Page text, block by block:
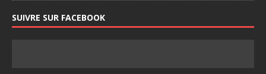
SUIVRE SUR FACEBOOK